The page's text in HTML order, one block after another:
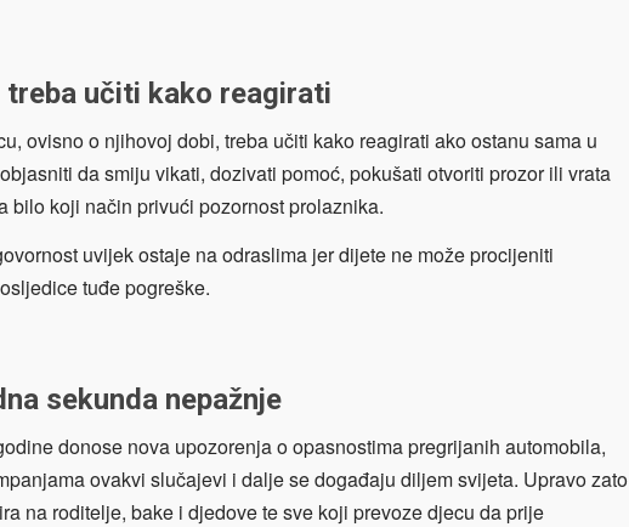
treba učiti kako reagirati
ovisno o njihovoj dobi, treba učiti kako reagirati ako ostanu sama u
da smiju vikati, dozivati pomoć, pokušati otvoriti prozor ili vrata
bilo koji način privući pozornost prolaznika.
uvijek ostaje na odraslima jer dijete ne može procijeniti
tuđe pogreške.
sekunda nepažnje
donose nova upozorenja o opasnostima pregrijanih automobila,
ovakvi slučajevi i dalje se događaju diljem svijeta. Upravo zato
na roditelje, bake i djedove te sve koji prevoze djecu da prije